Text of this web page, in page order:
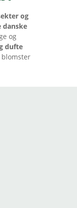
og
danske
og
dufte
blomster